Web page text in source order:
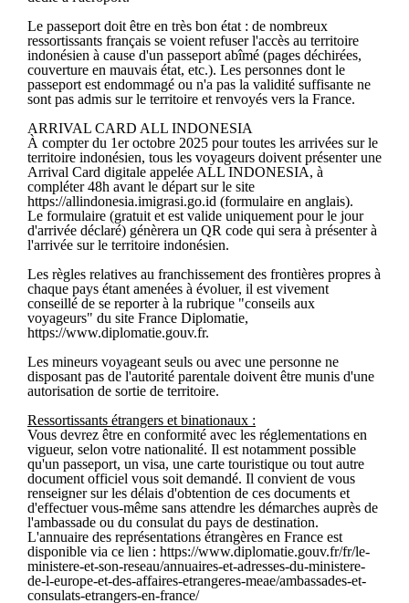
Le passeport doit être en très bon état : de nombreux
ressortissants français se voient refuser l'accès au territoire
indonésien à cause d'un passeport abîmé (pages déchirées,
couverture en mauvais état, etc.). Les personnes dont le
passeport est endommagé ou n'a pas la validité suffisante ne
sont pas admis sur le territoire et renvoyés vers la France.
ARRIVAL CARD ALL INDONESIA
À compter du 1er octobre 2025 pour toutes les arrivées sur le
territoire indonésien, tous les voyageurs doivent présenter une
Arrival Card digitale appelée ALL INDONESIA, à
compléter 48h avant le départ sur le site
https://allindonesia.imigrasi.go.id (formulaire en anglais).
Le formulaire (gratuit et est valide uniquement pour le jour
d'arrivée déclaré) génèrera un QR code qui sera à présenter à
l'arrivée sur le territoire indonésien.
Les règles relatives au franchissement des frontières propres à
chaque pays étant amenées à évoluer, il est vivement
conseillé de se reporter à la rubrique "conseils aux
voyageurs" du site France Diplomatie,
https://www.diplomatie.gouv.fr.
Les mineurs voyageant seuls ou avec une personne ne
disposant pas de l'autorité parentale doivent être munis d'une
autorisation de sortie de territoire.
Ressortissants étrangers et binationaux :
Vous devrez être en conformité avec les réglementations en
vigueur, selon votre nationalité. Il est notamment possible
qu'un passeport, un visa, une carte touristique ou tout autre
document officiel vous soit demandé. Il convient de vous
renseigner sur les délais d'obtention de ces documents et
d'effectuer vous-même sans attendre les démarches auprès de
l'ambassade ou du consulat du pays de destination.
L'annuaire des représentations étrangères en France est
disponible via ce lien : https://www.diplomatie.gouv.fr/fr/le-
ministere-et-son-reseau/annuaires-et-adresses-du-ministere-
de-l-europe-et-des-affaires-etrangeres-meae/ambassades-et-
consulats-etrangers-en-france/